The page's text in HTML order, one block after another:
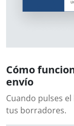
Cómo
envío
Cuando pulses
tus borradores.